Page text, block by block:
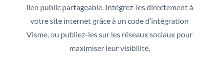
lien public partageable. Intégrez-les directement à
votre site internet grâce à un code d’intégration
Visme, ou publiez-les sur les réseaux sociaux pour
maximiser leur visibilité.